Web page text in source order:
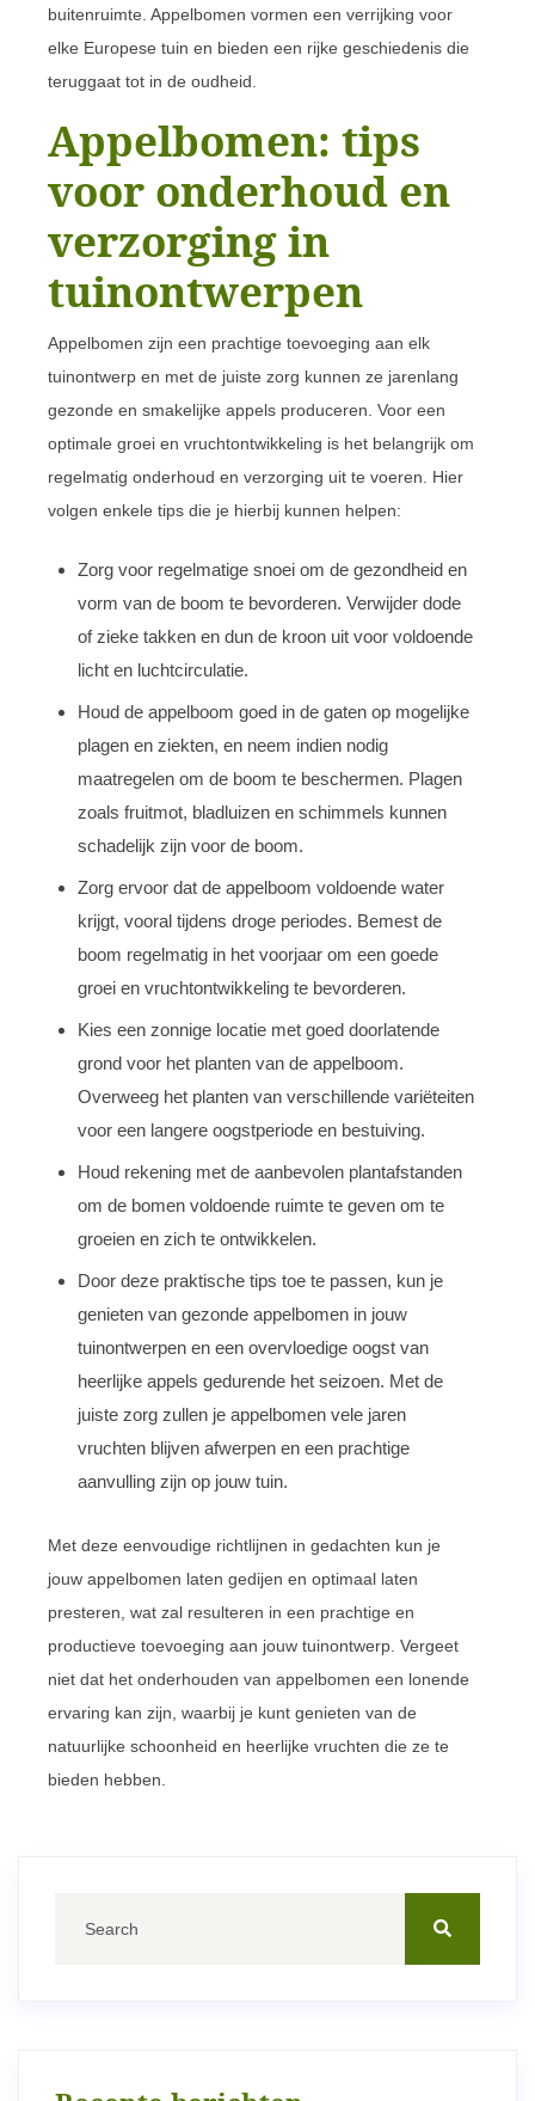
buitenruimte. Appelbomen vormen een verrijking voor
elke Europese tuin en bieden een rijke geschiedenis die
teruggaat tot in de oudheid.
Appelbomen: tips
voor onderhoud en
verzorging in
tuinontwerpen
Appelbomen zijn een prachtige toevoeging aan elk
tuinontwerp en met de juiste zorg kunnen ze jarenlang
gezonde en smakelijke appels produceren. Voor een
optimale groei en vruchtontwikkeling is het belangrijk om
regelmatig onderhoud en verzorging uit te voeren. Hier
volgen enkele tips die je hierbij kunnen helpen:
Zorg voor regelmatige snoei om de gezondheid en
vorm van de boom te bevorderen. Verwijder dode
of zieke takken en dun de kroon uit voor voldoende
licht en luchtcirculatie.
Houd de appelboom goed in de gaten op mogelijke
plagen en ziekten, en neem indien nodig
maatregelen om de boom te beschermen. Plagen
zoals fruitmot, bladluizen en schimmels kunnen
schadelijk zijn voor de boom.
Zorg ervoor dat de appelboom voldoende water
krijgt, vooral tijdens droge periodes. Bemest de
boom regelmatig in het voorjaar om een goede
groei en vruchtontwikkeling te bevorderen.
Kies een zonnige locatie met goed doorlatende
grond voor het planten van de appelboom.
Overweeg het planten van verschillende variëteiten
voor een langere oogstperiode en bestuiving.
Houd rekening met de aanbevolen plantafstanden
om de bomen voldoende ruimte te geven om te
groeien en zich te ontwikkelen.
Door deze praktische tips toe te passen, kun je
genieten van gezonde appelbomen in jouw
tuinontwerpen en een overvloedige oogst van
heerlijke appels gedurende het seizoen. Met de
juiste zorg zullen je appelbomen vele jaren
vruchten blijven afwerpen en een prachtige
aanvulling zijn op jouw tuin.
Met deze eenvoudige richtlijnen in gedachten kun je
jouw appelbomen laten gedijen en optimaal laten
presteren, wat zal resulteren in een prachtige en
productieve toevoeging aan jouw tuinontwerp. Vergeet
niet dat het onderhouden van appelbomen een lonende
ervaring kan zijn, waarbij je kunt genieten van de
natuurlijke schoonheid en heerlijke vruchten die ze te
bieden hebben.